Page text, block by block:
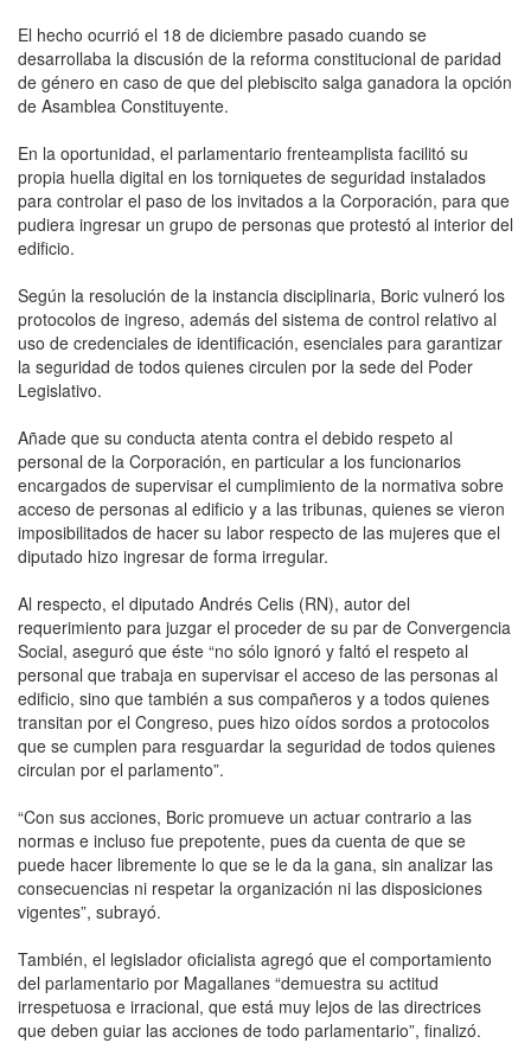
El hecho ocurrió el 18 de diciembre pasado cuando se
desarrollaba la discusión de la reforma constitucional de paridad
de género en caso de que del plebiscito salga ganadora la opción
de Asamblea Constituyente.
En la oportunidad, el parlamentario frenteamplista facilitó su
propia huella digital en los torniquetes de seguridad instalados
para controlar el paso de los invitados a la Corporación, para que
pudiera ingresar un grupo de personas que protestó al interior del
edificio.
Según la resolución de la instancia disciplinaria, Boric vulneró los
protocolos de ingreso, además del sistema de control relativo al
uso de credenciales de identificación, esenciales para garantizar
la seguridad de todos quienes circulen por la sede del Poder
Legislativo.
Añade que su conducta atenta contra el debido respeto al
personal de la Corporación, en particular a los funcionarios
encargados de supervisar el cumplimiento de la normativa sobre
acceso de personas al edificio y a las tribunas, quienes se vieron
imposibilitados de hacer su labor respecto de las mujeres que el
diputado hizo ingresar de forma irregular.
Al respecto, el diputado Andrés Celis (RN), autor del
requerimiento para juzgar el proceder de su par de Convergencia
Social, aseguró que éste “no sólo ignoró y faltó el respeto al
personal que trabaja en supervisar el acceso de las personas al
edificio, sino que también a sus compañeros y a todos quienes
transitan por el Congreso, pues hizo oídos sordos a protocolos
que se cumplen para resguardar la seguridad de todos quienes
circulan por el parlamento”.
“Con sus acciones, Boric promueve un actuar contrario a las
normas e incluso fue prepotente, pues da cuenta de que se
puede hacer libremente lo que se le da la gana, sin analizar las
consecuencias ni respetar la organización ni las disposiciones
vigentes”, subrayó.
También, el legislador oficialista agregó que el comportamiento
del parlamentario por Magallanes “demuestra su actitud
irrespetuosa e irracional, que está muy lejos de las directrices
que deben guiar las acciones de todo parlamentario”, finalizó.